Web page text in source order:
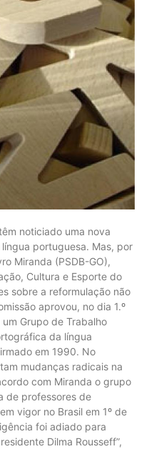
noticiado uma nova
portuguesa. Mas, por
Miranda (PSDB-GO),
Cultura e Esporte do
sobre a reformulação não
aprovou, no dia 1.º
Grupo de Trabalho
da língua
em 1990. No
mudanças radicais na
com Miranda o grupo
de professores de
vigor no Brasil em 1º de
foi adiado para
Dilma Rousseff”,